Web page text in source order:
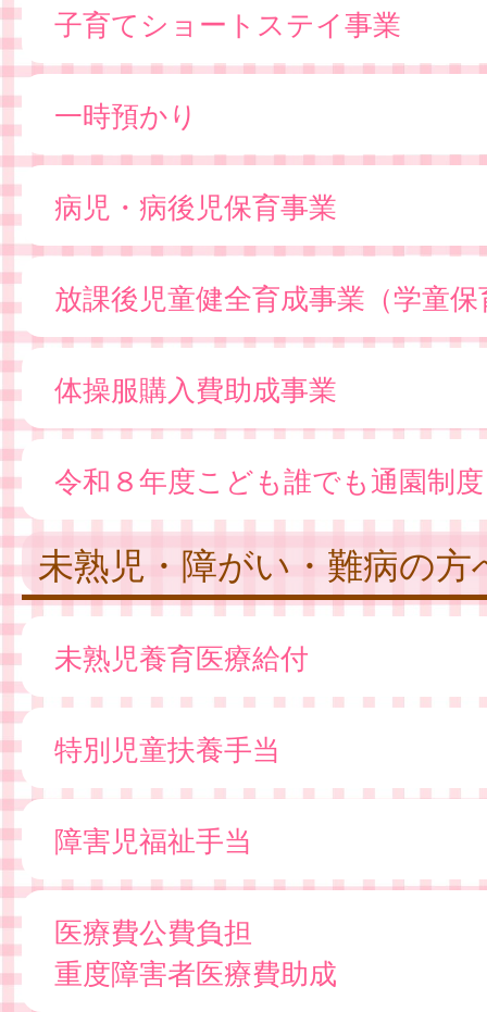
子育てショートステイ事業
一時預かり
病児・病後児保育事業
放課後児童健全育成事業（学童保
体操服購入費助成事業
令和８年度こども誰でも通園制度
未熟児・障がい・難病の方
未熟児養育医療給付
特別児童扶養手当
障害児福祉手当
医療費公費負担
重度障害者医療費助成